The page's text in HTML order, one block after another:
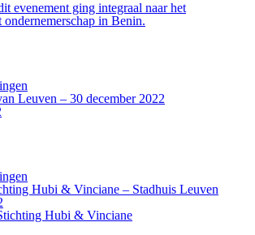
evenement ging integraal naar het
ondernemerschap in Benin.
Leuven – 30 december 2022
Hubi & Vinciane – Stadhuis Leuven